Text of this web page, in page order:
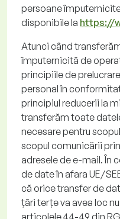
persoane
disponibilela https://
Atunci când
împuternicită de
principiile de
personal în
principiul reducerii la
transferăm toate
necesare pentru
scopul comunicării
adresele de e-mail. În
de date în afara UE/
că orice transfer de
țări terțe va avea loc
articolele 44-49 din